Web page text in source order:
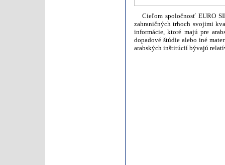
Cieľom spoločnosť EURO
zahraničných trhoch svojimi
informácie, ktoré majú pre
dopadové štúdie alebo iné
arabských inštitúcií bývajú